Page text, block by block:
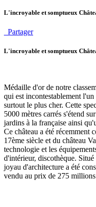
L'incroyable et somptueux
Partager
L'incroyable et somptueux
Médaille d'or de notre
qui est incontestablement
surtout le plus cher. Cette
5000 mètres carrés s'étend
jardins à la française ainsi
Ce château a été récemment
17ème siècle et du château
technologie et les
d'intérieur, discothèque.
joyau d'architecture a été
vendu au prix de 275